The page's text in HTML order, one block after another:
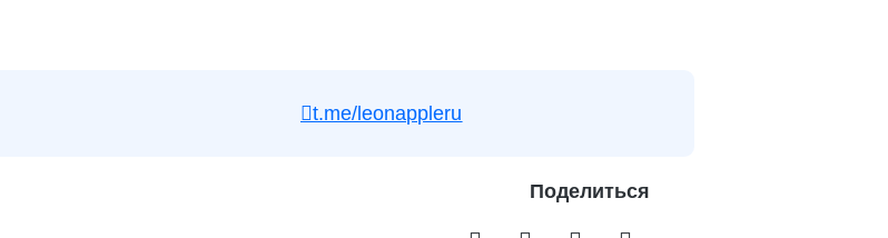
t.me/leonappleru
Поделиться